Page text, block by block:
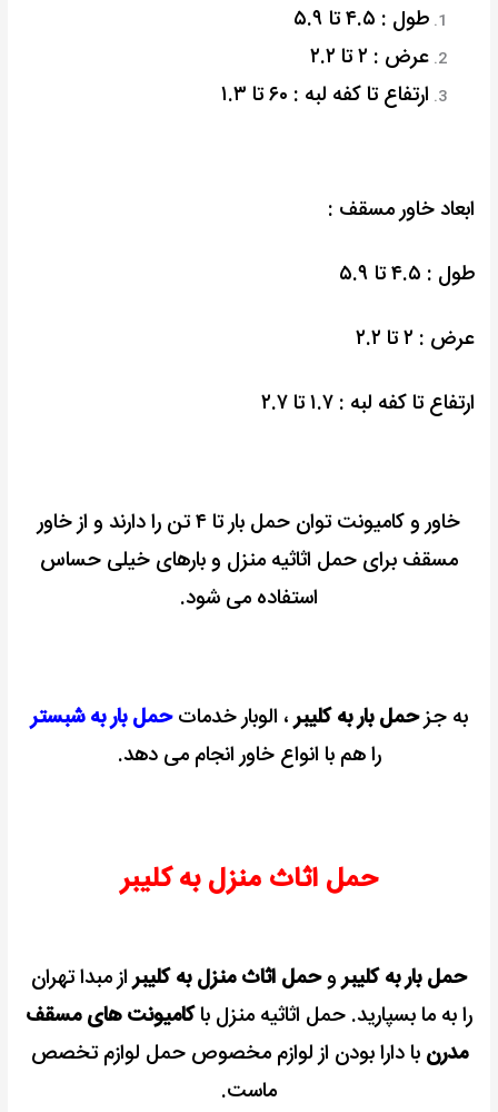
طول : ۴.۵ تا ۵.۹
عرض : ۲ تا ۲.۲
ارتفاع تا کفه لبه : ۶۰ تا ۱.۳
ابعاد خاور مسقف :
طول : ۴.۵ تا ۵.۹
عرض : ۲ تا ۲.۲
ارتفاع تا کفه لبه : ۱.۷ تا ۲.۷
خاور و کامیونت توان حمل بار تا ۴ تن را دارند و از خاور
مسقف برای حمل اثاثیه منزل و بارهای خیلی حساس
استفاده می شود.
به جزحمل بار به کلیبر، الوبار خدماتحمل بار به شبستر
را هم با انواع خاور انجام می دهد.
حمل اثاث منزل به کلیبر
حمل بار به کلیبروحمل اثاث منزل به کلیبراز مبدا تهران
را به ما بسپارید. حمل اثاثیه منزل باکامیونت های مسقف
مدرن با دارا بودن از لوازم مخصوص حمل لوازم تخصص
ماست.